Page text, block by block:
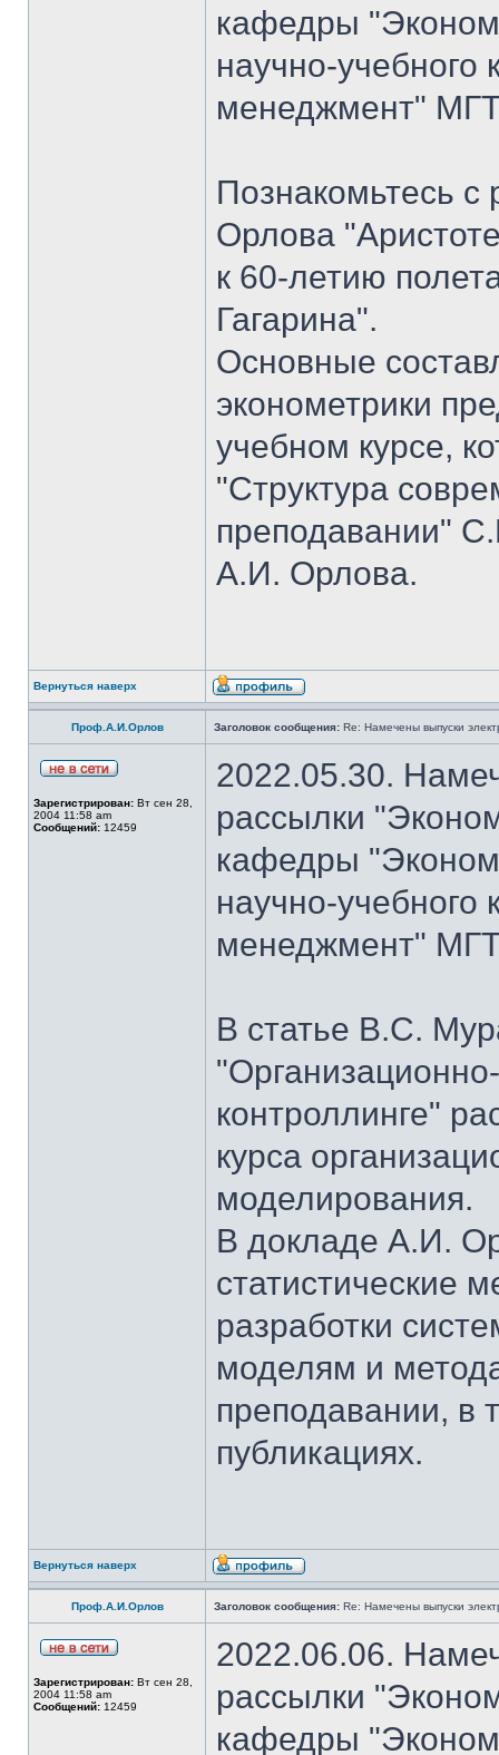
кафедры
научно-
менеджмент"
Познакомьтесь
Орлова
к 60-летию
Гагарина".
Основные
эконометрики
учебном курсе,
"Структура
преподавании"
А.И. Орлова.
Вернуться наверх
Проф.А.И.Орлов Заголовок сообщения: Re: Намечены выпуски
Зарегистрирован: Вт сен 28,
2004 11:58 am
Сообщений: 12459
2022.05.30.
рассылки
кафедры
научно-
менеджмент"
В статье В.С.
контроллинге"
курса
моделирования.
В докладе А.И.
статистические
разработки
моделям и
преподавании, в
публикациях.
Вернуться наверх
Проф.А.И.Орлов Заголовок сообщения: Re: Намечены выпуски
Зарегистрирован: Вт сен 28,
2004 11:58 am
Сообщений: 12459
2022.06.06.
рассылки
кафедры